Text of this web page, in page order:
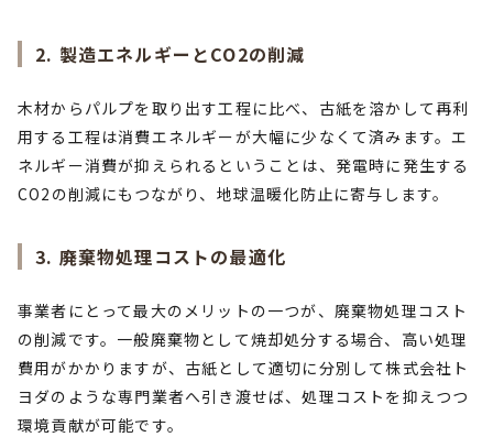
2. 製造エネルギーとCO2の削減
木材からパルプを取り出す工程に比べ、古紙を溶かして再利
用する工程は消費エネルギーが大幅に少なくて済みます。エ
ネルギー消費が抑えられるということは、発電時に発生する
CO2の削減にもつながり、地球温暖化防止に寄与します。
3. 廃棄物処理コストの最適化
事業者にとって最大のメリットの一つが、廃棄物処理コスト
の削減です。一般廃棄物として焼却処分する場合、高い処理
費用がかかりますが、古紙として適切に分別して株式会社ト
ヨダのような専門業者へ引き渡せば、処理コストを抑えつつ
環境貢献が可能です。